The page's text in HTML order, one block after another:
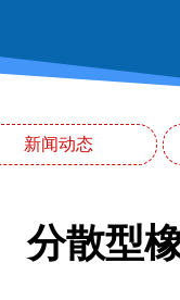
新闻动态
分散型